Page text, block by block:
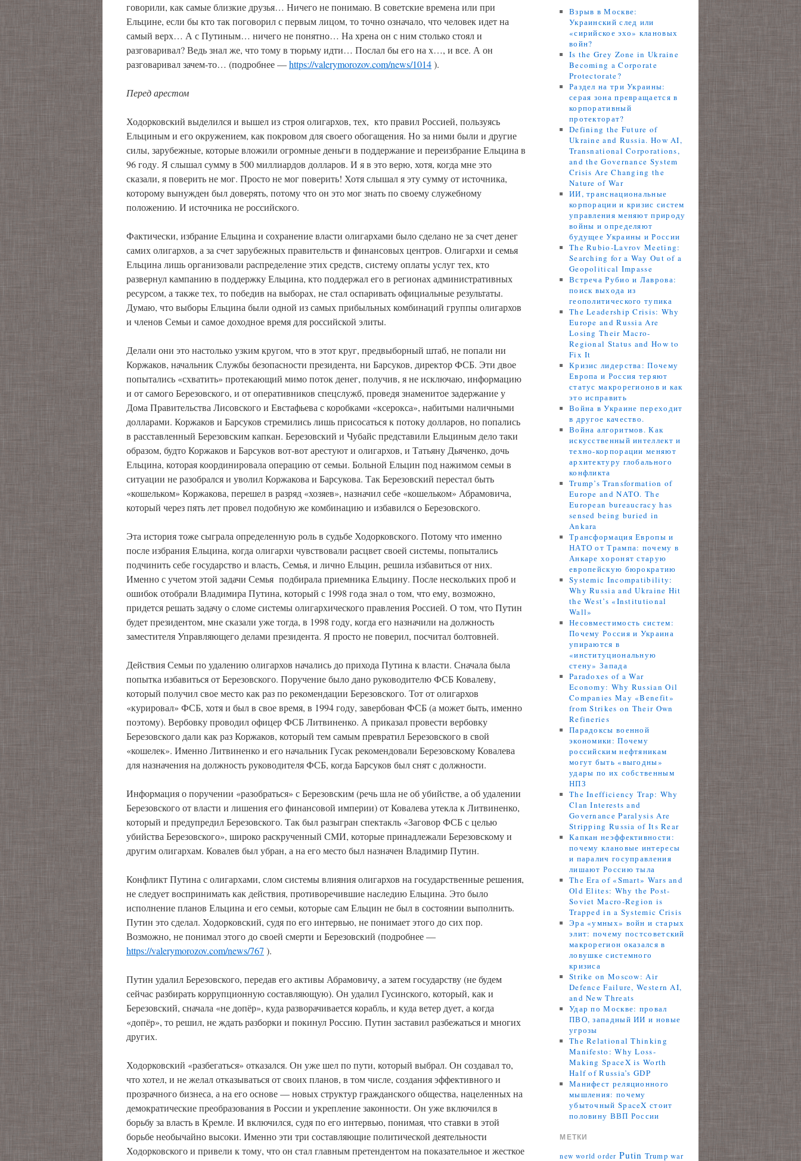
говорили, как самые близкие друзья… Ничего не понимаю. В советские времена или при
Ельцине, если бы кто так поговорил с первым лицом, то точно означало, что человек идет на
самый верх… А с Путиным… ничего не понятно… На хрена он с ним столько стоял и
разговаривал? Ведь знал же, что тому в тюрьму идти… Послал бы его на х…, и все. А он
разговаривал зачем-то… (подробнее —https://valerymorozov.com/news/1014).
Перед арестом
Ходорковский выделился и вышел из строя олигархов, тех, кто правил Россией, пользуясь
Ельциным и его окружением, как покровом для своего обогащения. Но за ними были и другие
силы, зарубежные, которые вложили огромные деньги в поддержание и переизбрание Ельцина в
96 году. Я слышал сумму в 500 миллиардов долларов. И я в это верю, хотя, когда мне это
сказали, я поверить не мог. Просто не мог поверить! Хотя слышал я эту сумму от источника,
которому вынужден был доверять, потому что он это мог знать по своему служебному
положению. И источника не российского.
Фактически, избрание Ельцина и сохранение власти олигархами было сделано не за счет денег
самих олигархов, а за счет зарубежных правительств и финансовых центров. Олигархи и семья
Ельцина лишь организовали распределение этих средств, систему оплаты услуг тех, кто
развернул кампанию в поддержку Ельцина, кто поддержал его в регионах административных
ресурсом, а также тех, то победив на выборах, не стал оспаривать официальные результаты.
Думаю, что выборы Ельцина были одной из самых прибыльных комбинаций группы олигархов
и членов Семьи и самое доходное время для российской элиты.
Делали они это настолько узким кругом, что в этот круг, предвыборный штаб, не попали ни
Коржаков, начальник Службы безопасности президента, ни Барсуков, директор ФСБ. Эти двое
попытались «схватить» протекающий мимо поток денег, получив, я не исключаю, информацию
и от самого Березовского, и от оперативников спецслужб, проведя знаменитое задержание у
Дома Правительства Лисовского и Евстафьева с коробками «ксерокса», набитыми наличными
долларами. Коржаков и Барсуков стремились лишь присосаться к потоку долларов, но попались
в расставленный Березовским капкан. Березовский и Чубайс представили Ельциным дело таки
образом, будто Коржаков и Барсуков вот-вот арестуют и олигархов, и Татьяну Дьяченко, дочь
Ельцина, которая координировала операцию от семьи. Больной Ельцин под нажимом семьи в
ситуации не разобрался и уволил Коржакова и Барсукова. Так Березовский перестал быть
«кошельком» Коржакова, перешел в разряд «хозяев», назначил себе «кошельком» Абрамовича,
который через пять лет провел подобную же комбинацию и избавился о Березовского.
Эта история тоже сыграла определенную роль в судьбе Ходорковского. Потому что именно
после избрания Ельцина, когда олигархи чувствовали расцвет своей системы, попытались
подчинить себе государство и власть, Семья, и лично Ельцин, решила избавиться от них.
Именно с учетом этой задачи Семья подбирала приемника Ельцину. После нескольких проб и
ошибок отобрали Владимира Путина, который с 1998 года знал о том, что ему, возможно,
придется решать задачу о сломе системы олигархического правления Россией. О том, что Путин
будет президентом, мне сказали уже тогда, в 1998 году, когда его назначили на должность
заместителя Управляющего делами президента. Я просто не поверил, посчитал болтовней.
Действия Семьи по удалению олигархов начались до прихода Путина к власти. Сначала была
попытка избавиться от Березовского. Поручение было дано руководителю ФСБ Ковалеву,
который получил свое место как раз по рекомендации Березовского. Тот от олигархов
«курировал» ФСБ, хотя и был в свое время, в 1994 году, завербован ФСБ (а может быть, именно
поэтому). Вербовку проводил офицер ФСБ Литвиненко. А приказал провести вербовку
Березовского дали как раз Коржаков, который тем самым превратил Березовского в свой
«кошелек». Именно Литвиненко и его начальник Гусак рекомендовали Березовскому Ковалева
для назначения на должность руководителя ФСБ, когда Барсуков был снят с должности.
Информация о поручении «разобраться» с Березовским (речь шла не об убийстве, а об удалении
Березовского от власти и лишения его финансовой империи) от Ковалева утекла к Литвиненко,
который и предупредил Березовского. Так был разыгран спектакль «Заговор ФСБ с целью
убийства Березовского», широко раскрученный СМИ, которые принадлежали Березовскому и
другим олигархам. Ковалев был убран, а на его место был назначен Владимир Путин.
Конфликт Путина с олигархами, слом системы влияния олигархов на государственные решения,
не следует воспринимать как действия, противоречившие наследию Ельцина. Это было
исполнение планов Ельцина и его семьи, которые сам Ельцин не был в состоянии выполнить.
Путин это сделал. Ходорковский, судя по его интервью, не понимает этого до сих пор.
Возможно, не понимал этого до своей смерти и Березовский (подробнее —
https://valerymorozov.com/news/767 ).
Путин удалил Березовского, передав его активы Абрамовичу, а затем государству (не будем
сейчас разбирать коррупционную составляющую). Он удалил Гусинского, который, как и
Березовский, сначала «не допёр», куда разворачивается корабль, и куда ветер дует, а когда
«допёр», то решил, не ждать разборки и покинул Россию. Путин заставил разбежаться и многих
других.
Ходорковский «разбегаться» отказался. Он уже шел по пути, который выбрал. Он создавал то,
что хотел, и не желал отказываться от своих планов, в том числе, создания эффективного и
прозрачного бизнеса, а на его основе — новых структур гражданского общества, нацеленных на
демократические преобразования в России и укрепление законности. Он уже включился в
борьбу за власть в Кремле. И включился, судя по его интервью, понимая, что ставки в этой
борьбе необычайно высоки. Именно эти три составляющие политической деятельности
Ходорковского и привели к тому, что он стал главным претендентом на показательное и жесткое
Взрыв в Москве:
Украинский след или
«сирийское эхо» клановых
войн?
Is the Grey Zone in Ukraine
Becoming a Corporate
Protectorate?
Раздел на три Украины:
серая зона превращается в
корпоративный
протекторат?
Defining the Future of
Ukraine and Russia. How AI,
Transnational Corporations,
and the Governance System
Crisis Are Changing the
Nature of War
ИИ, транснациональные
корпорации и кризис систем
управления меняют природу
войны и определяют
будущее Украины и России
The Rubio-Lavrov Meeting:
Searching for a Way Out of a
Geopolitical Impasse
Встреча Рубио и Лаврова:
поиск выхода из
геополитического тупика
The Leadership Crisis: Why
Europe and Russia Are
Losing Their Macro-
Regional Status and How to
Fix It
Кризис лидерства: Почему
Европа и Россия теряют
статус макрорегионов и как
это исправить
Война в Украине переходит
в другое качество.
Война алгоритмов. Как
искусственный интеллект и
техно-корпорации меняют
архитектуру глобального
конфликта
Trump’s Transformation of
Europe and NATO. The
European bureaucracy has
sensed being buried in
Ankara
Трансформация Европы и
НАТО от Трампа: почему в
Анкаре хоронят старую
европейскую бюрократию
Systemic Incompatibility:
Why Russia and Ukraine Hit
the West’s «Institutional
Wall»
Несовместимость систем:
Почему Россия и Украина
упираются в
«институциональную
стену» Запада
Paradoxes of a War
Economy: Why Russian Oil
Companies May «Benefit»
from Strikes on Their Own
Refineries
Парадоксы военной
экономики: Почему
российским нефтяникам
могут быть «выгодны»
удары по их собственным
НПЗ
The Inefficiency Trap: Why
Clan Interests and
Governance Paralysis Are
Stripping Russia of Its Rear
Капкан неэффективности:
почему клановые интересы
и паралич госуправления
лишают Россию тыла
The Era of «Smart» Wars and
Old Elites: Why the Post-
Soviet Macro-Region is
Trapped in a Systemic Crisis
Эра «умных» войн и старых
элит: почему постсоветский
макрорегион оказался в
ловушке системного
кризиса
Strike on Moscow: Air
Defence Failure, Western AI,
and New Threats
Удар по Москве: провал
ПВО, западный ИИ и новые
угрозы
The Relational Thinking
Manifesto: Why Loss-
Making SpaceX is Worth
Half of Russia’s GDP
Манифест реляционного
мышления: почему
убыточный SpaceX стоит
половину ВВП России
МЕТКИ
new world order Putin Trump war